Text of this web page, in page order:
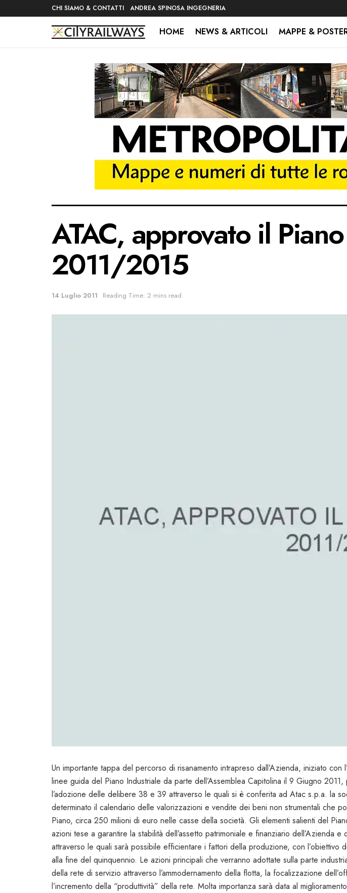
CHI SIAMO & CONTATTI ANDREA SPINOSA INGEGNERIA
HOME NEWS & ARTICOLI MAPPE &
ATAC, approvato il
2011/2015
14 Luglio 2011 Reading Time: 2 mins read
Un importante tappa del percorso di risanamento intrapreso dall’Azienda, iniziato con
linee guida del Piano Industriale da parte dell’Assemblea Capitolina il 9 Giugno
l’adozione delle delibere 38 e 39 attraverso le quali si è conferita ad Atac s.p.a. la
determinato il calendario delle valorizzazioni e vendite dei beni non strumentali che
Piano, circa 250 milioni di euro nelle casse della società. Gli elementi salienti del
azioni tese a garantire la stabilità dell’assetto patrimoniale e finanziario dell’Azienda e
attraverso le quali sarà possibile efficientare i fattori della produzione, con l’obiettivo
alla fine del quinquennio. Le azioni principali che verranno adottate sulla parte
della rete di servizio attraverso l’ammodernamento della flotta, la focalizzazione
l’incremento della “produttività” della rete. Molta importanza sarà data al